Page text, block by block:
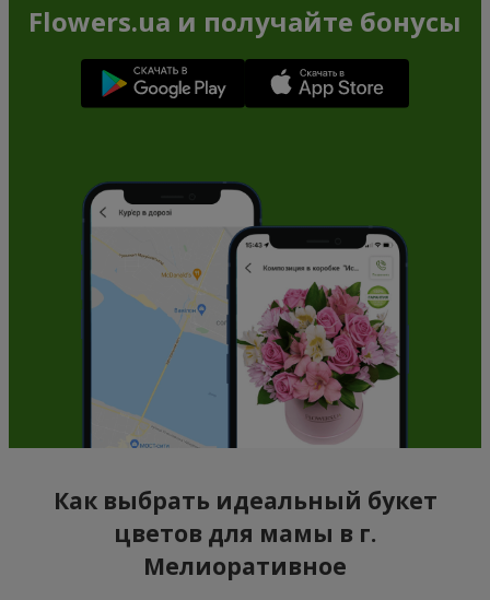
Flowers.ua и получайте бонусы
Как выбрать идеальный букет
цветов для мамы в г.
Мелиоративное